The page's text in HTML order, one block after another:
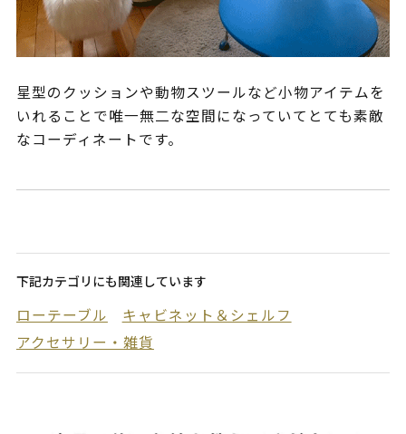
星型のクッションや動物スツールなど小物アイテムを
いれることで唯一無二な空間になっていてとても素敵
なコーディネートです。
下記カテゴリにも関連しています
ローテーブル
キャビネット＆シェルフ
アクセサリー・雑貨